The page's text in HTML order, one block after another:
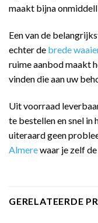
maakt bijna
Een van de
echter de brede
ruime aanbod maakt
vinden die aan uw
Uit voorraad
te bestellen en snel in
uiteraard geen
Almerewaar je zelf
GERELATEERDE